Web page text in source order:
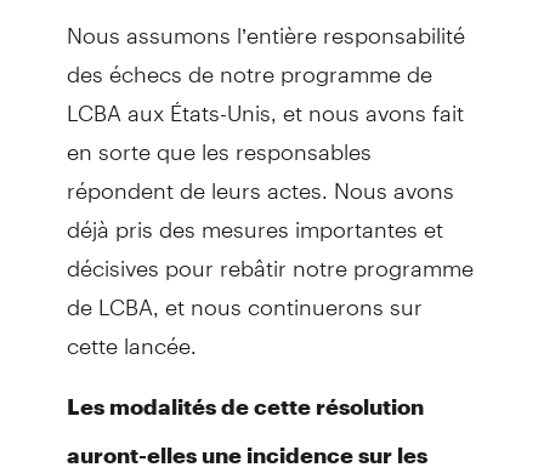
Nous assumons l’entière responsabilité
des échecs de notre programme de
LCBA aux États-Unis, et nous avons fait
en sorte que les responsables
répondent de leurs actes. Nous avons
déjà pris des mesures importantes et
décisives pour rebâtir notre programme
de LCBA, et nous continuerons sur
cette lancée.
Les modalités de cette résolution
auront-elles une incidence sur les